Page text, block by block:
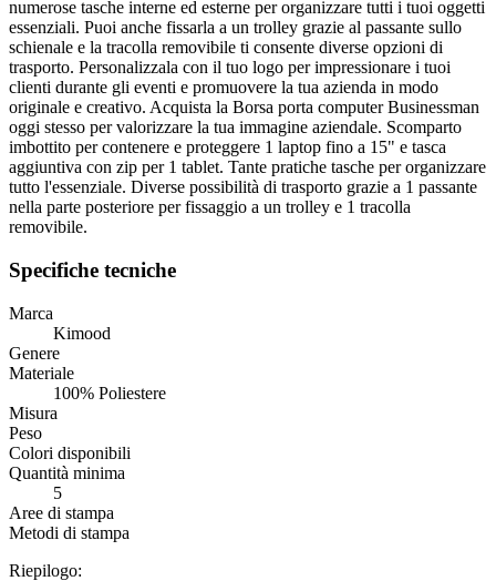
numerose tasche interne ed esterne per organizzare tutti i tuoi oggetti
essenziali. Puoi anche fissarla a un trolley grazie al passante sullo
schienale e la tracolla removibile ti consente diverse opzioni di
trasporto. Personalizzala con il tuo logo per impressionare i tuoi
clienti durante gli eventi e promuovere la tua azienda in modo
originale e creativo. Acquista la Borsa porta computer Businessman
oggi stesso per valorizzare la tua immagine aziendale. Scomparto
imbottito per contenere e proteggere 1 laptop fino a 15" e tasca
aggiuntiva con zip per 1 tablet. Tante pratiche tasche per organizzare
tutto l'essenziale. Diverse possibilità di trasporto grazie a 1 passante
nella parte posteriore per fissaggio a un trolley e 1 tracolla
removibile.
Specifiche tecniche
Marca
Kimood
Genere
Materiale
100% Poliestere
Misura
Peso
Colori disponibili
Quantità minima
5
Aree di stampa
Metodi di stampa
Riepilogo: